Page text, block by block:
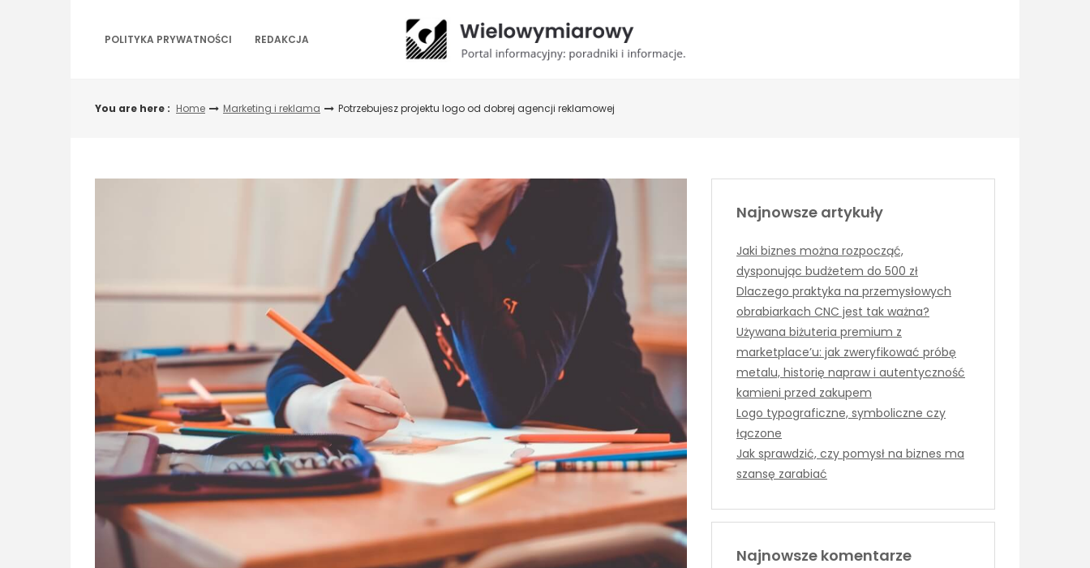
POLITYKA PRYWATNOŚCI REDAKCJA
You are here : Home Marketing i reklama Potrzebujesz projektu logo od dobrej agencji reklamowej
Najnowsze artykuły
Jaki biznes można rozpocząć,
dysponując budżetem do 500 zł
Dlaczego praktyka na przemysłowych
obrabiarkach CNC jest tak ważna?
Używana biżuteria premium z
marketplace’u: jak zweryfikować próbę
metalu, historię napraw i autentyczność
kamieni przed zakupem
Logo typograficzne, symboliczne czy
łączone
Jak sprawdzić, czy pomysł na biznes ma
szansę zarabiać
Najnowsze komentarze